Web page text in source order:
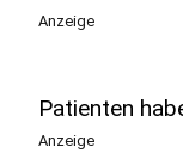
Anzeige
Patienten
Anzeige